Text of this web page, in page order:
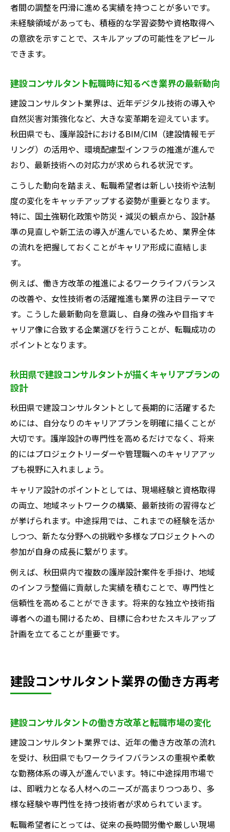
者間の調整を円滑に進める実績を持つことが多いです。
未経験領域があっても、積極的な学習姿勢や資格取得へ
の意欲を示すことで、スキルアップの可能性をアピール
できます。
建設コンサルタント転職時に知るべき業界の最新動向
建設コンサルタント業界は、近年デジタル技術の導入や
自然災害対策強化など、大きな変革期を迎えています。
秋田県でも、護岸設計におけるBIM/CIM（建設情報モデ
リング）の活用や、環境配慮型インフラの推進が進んで
おり、最新技術への対応力が求められる状況です。
こうした動向を踏まえ、転職希望者は新しい技術や法制
度の変化をキャッチアップする姿勢が重要となります。
特に、国土強靭化政策や防災・減災の観点から、設計基
準の見直しや新工法の導入が進んでいるため、業界全体
の流れを把握しておくことがキャリア形成に直結しま
す。
例えば、働き方改革の推進によるワークライフバランス
の改善や、女性技術者の活躍推進も業界の注目テーマで
す。こうした最新動向を意識し、自身の強みや目指すキ
ャリア像に合致する企業選びを行うことが、転職成功の
ポイントとなります。
秋田県で建設コンサルタントが描くキャリアプランの
設計
秋田県で建設コンサルタントとして長期的に活躍するた
めには、自分なりのキャリアプランを明確に描くことが
大切です。護岸設計の専門性を高めるだけでなく、将来
的にはプロジェクトリーダーや管理職へのキャリアアッ
プも視野に入れましょう。
キャリア設計のポイントとしては、現場経験と資格取得
の両立、地域ネットワークの構築、最新技術の習得など
が挙げられます。中途採用では、これまでの経験を活か
しつつ、新たな分野への挑戦や多様なプロジェクトへの
参加が自身の成長に繋がります。
例えば、秋田県内で複数の護岸設計案件を手掛け、地域
のインフラ整備に貢献した実績を積むことで、専門性と
信頼性を高めることができます。将来的な独立や技術指
導者への道も開けるため、目標に合わせたスキルアップ
計画を立てることが重要です。
建設コンサルタント業界の働き方再考
建設コンサルタントの働き方改革と転職市場の変化
建設コンサルタント業界では、近年の働き方改革の流れ
を受け、秋田県でもワークライフバランスの重視や柔軟
な勤務体系の導入が進んでいます。特に中途採用市場で
は、即戦力となる人材へのニーズが高まりつつあり、多
様な経験や専門性を持つ技術者が求められています。
転職希望者にとっては、従来の長時間労働や厳しい現場